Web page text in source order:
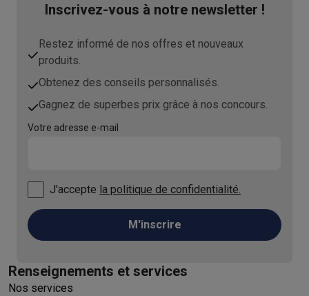
Inscrivez-vous à notre newsletter !
Restez informé de nos offres et nouveaux
produits.
Obtenez des conseils personnalisés.
Gagnez de superbes prix grâce à nos concours.
Votre adresse e-mail
J'accepte la politique de confidentialité.
M'inscrire
Renseignements et services
Nos services